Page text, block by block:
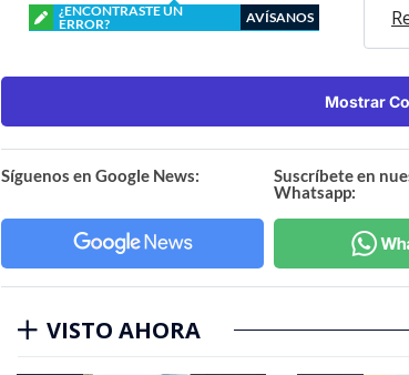
¿ENCONTRASTE UN
ERROR?
AVÍSANOS
Mostrar
Síguenos en Google News:
Suscríbete en
Whatsapp:
VISTO AHORA